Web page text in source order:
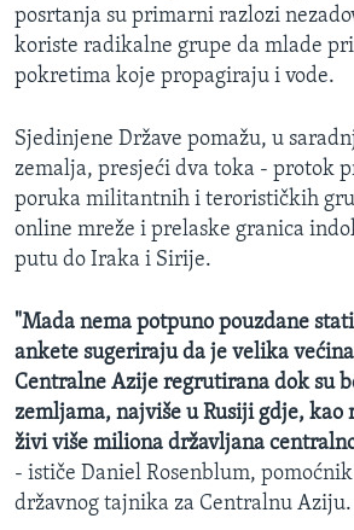
posrtanja su primarni razlozi
koriste radikalne grupe da mlade
pokretima koje propagiraju i vode.
Sjedinjene Države pomažu, u
zemalja, presjeći dva toka - protok
poruka militantnih i terorističkih
online mreže i prelaske granica
putu do Iraka i Sirije.
"Mada nema potpuno pouzdane
ankete sugeriraju da je velika
Centralne Azije regrutirana dok su
zemljama, najviše u Rusiji gdje,
živi više miliona državljana
- ističe Daniel Rosenblum,
državnog tajnika za Centralnu Aziju.